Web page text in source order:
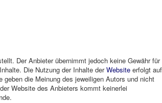
Der Anbieter übernimmt jedoch keine Gewähr für
Die Nutzung der Inhalte derWebsite erfolgt auf
die Meinung des jeweiligen Autors und nicht
Website des Anbieters kommt keinerlei